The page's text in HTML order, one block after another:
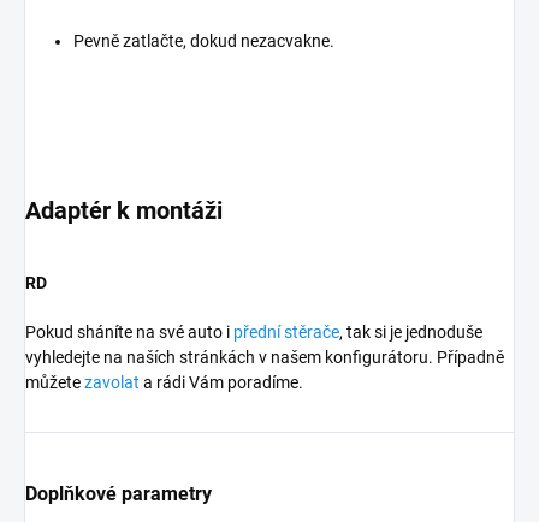
Pevně zatlačte, dokud nezacvakne.
Adaptér k montáži
RD
Pokud sháníte na své auto i přední stěrače, tak si je jednoduše
vyhledejte na naších stránkách v našem konfigurátoru. Případně
můžetezavolat a rádi Vám poradíme.
Doplňkové parametry